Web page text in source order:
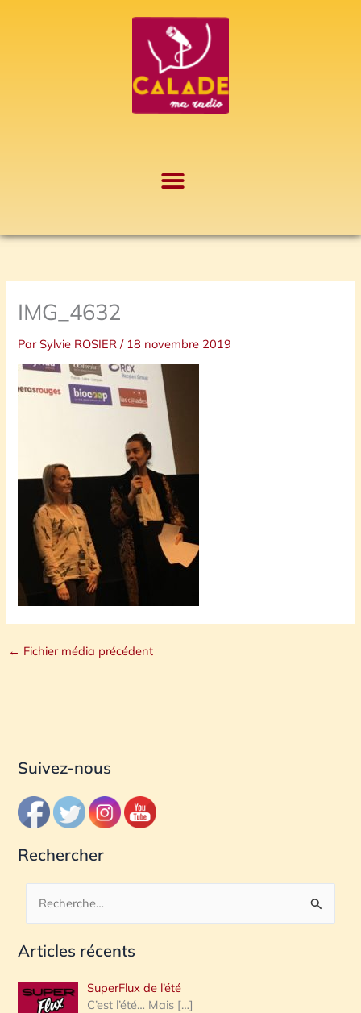
IMG_4632
ParSylvie ROSIER/ 18 novembre 2019
← Fichier média précédent
Suivez-nous
Rechercher
c
e
Articles récents
SuperFlux de l’été
C’est l’été… Mais […]